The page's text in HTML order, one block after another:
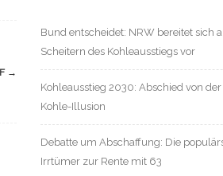
→
Bund entscheidet: NRW bereitet sich
Scheitern des Kohleausstiegs vor
Kohleausstieg 2030: Abschied von der
Kohle-Illusion
Debatte um Abschaffung: Die
Irrtümer zur Rente mit 63